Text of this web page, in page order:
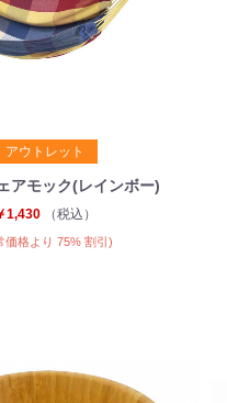
アウトレット
アモック(レインボー)
1,430 （税込）
価格より 75% 割引)